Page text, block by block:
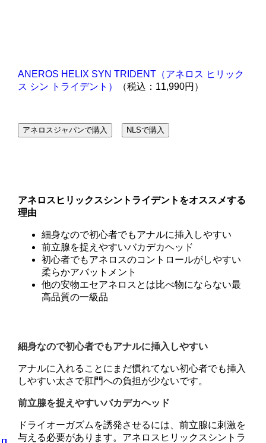
ANEROS HELIX SYN TRIDENT（アネロス ヒリック
ス シン トライデント）
（税込：11,990円）
アネロスジャパンで購入 NLSで購入
アネロスヒリックスシントライデントをオススメする
理由
細身なので初心者でもアナルに挿入しやすい
前立腺を捉えやすいバカデカヘッド
初心者でもアネロスのコントロールがしやすい
柔らかアバットメント
他の安物エセアネロスとは比べ物にならない最
高品質の一級品
細身なので初心者でもアナルに挿入しやすい
アナルに入れることにまだ慣れてない初心者でも挿入
しやすい太さで肛門への負担が少ないです。
前立腺を捉えやすいバカデカヘッド
ドライオーガズムを誘発させるには、前立腺に刺激を
与える必要があります。アネロスヒリックスシントラ